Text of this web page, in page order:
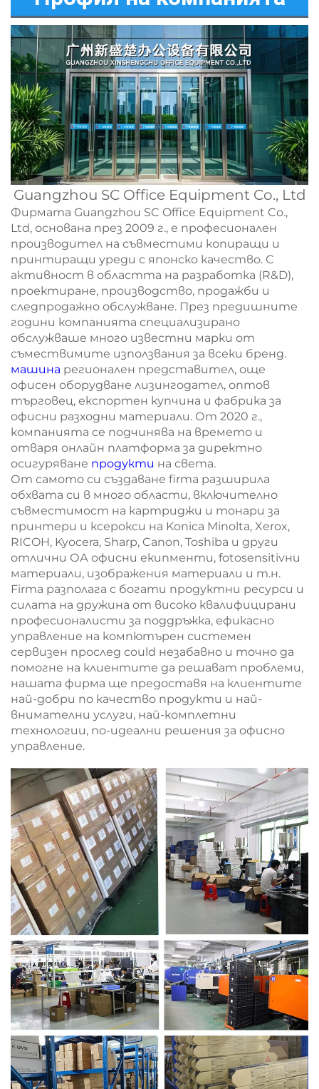
Guangzhou SC Office Equipment Co., Ltd
Фирмата Guangzhou SC Office Equipment Co.,
Ltd, основана през 2009 г., е професионален
производител на съвместими копиращи и
принтиращи уреди с японско качество. С
активност в областта на разработка (R&D),
проектиране, производство, продажби и
следпродажно обслужване. През предишните
години компанията специализирано
обслужваше много известни марки от
съмествимите използвания за всеки бренд.
машина регионален представител, още
офисен оборудване лизингодател, оптов
търговец, експортен купчина и фабрика за
офисни разходни материали. От 2020 г.,
компанията се подчинява на времето и
отваря онлайн платформа за директно
осигуряване продукти на света.
От самото си създаване firma разширила
обхвата си в много области, включително
съвместимост на картриджи и тонари за
принтери и ксерокси на Konica Minolta, Xerox,
RICOH, Kyocera, Sharp, Canon, Toshiba и други
отлични ОА офисни екипменти, fotosensitivни
материали, изображения материали и т.н.
Firma разполага с богати продуктни ресурси и
силата на дружина от високо квалифицирани
професионалисти за поддръжка, ефикасно
управление на компютърен системен
сервизен прослед could незабавно и точно да
помогне на клиентите да решават проблеми,
нашата фирма ще предоставя на клиентите
най-добри по качество продукти и най-
внимателни услуги, най-комплетни
технологии, по-идеални решения за офисно
управление.